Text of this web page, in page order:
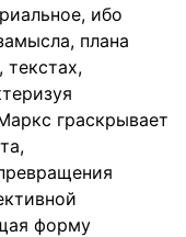
ибо
плана
граскрывает
форму